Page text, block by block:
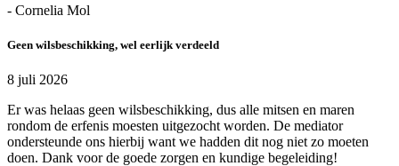
- Cornelia Mol
Geen wilsbeschikking, wel eerlijk verdeeld
8 juli 2026
Er was helaas geen wilsbeschikking, dus alle mitsen en maren
rondom de erfenis moesten uitgezocht worden. De mediator
ondersteunde ons hierbij want we hadden dit nog niet zo moeten
doen. Dank voor de goede zorgen en kundige begeleiding!